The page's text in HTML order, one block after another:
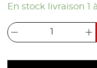
En stock livraison 1